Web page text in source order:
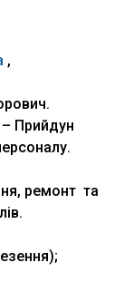
,
– Прийдун
ремонт та